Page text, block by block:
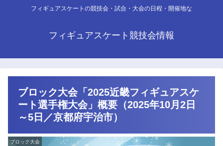
フィギュアスケートの競技会・試合・大会の日程・開催地な
フィギュアスケート競技会情報
ブロック大会「2025近畿フィギュアスケ
ート選手権大会」概要（2025年10月2日
～5日／京都府宇治市）
ブロック大会